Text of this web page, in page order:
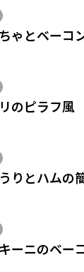
ゃとベーコ
のピラフ風
りとハムの
ーニのベー